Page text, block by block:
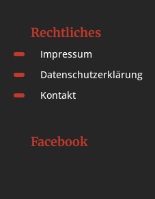
Rechtliches
Impressum
Datenschutzerklärung
Kontakt
Facebook